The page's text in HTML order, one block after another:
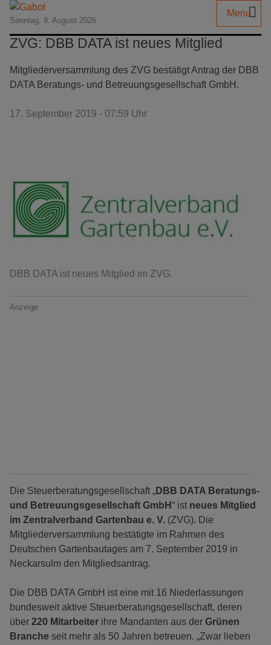
Sonntag, 9. August 2026
Menu
ZVG: DBB DATA ist neues Mitglied
Mitgliederversammlung des ZVG bestätigt Antrag der DBB
DATA Beratungs- und Betreuungsgesellschaft GmbH.
17. September 2019 - 07:59 Uhr
DBB DATA ist neues Mitglied im ZVG.
Anzeige
Die Steuerberatungsgesellschaft „DBB DATA Beratungs-
und Betreuungsgesellschaft GmbH “ ist neues Mitglied
im Zentralverband Gartenbau e. V. (ZVG). Die
Mitgliederversammlung bestätigte im Rahmen des
Deutschen Gartenbautages am 7. September 2019 in
Neckarsulm den Mitgliedsantrag.
Die DBB DATA GmbH ist eine mit 16 Niederlassungen
bundesweit aktive Steuerberatungsgesellschaft, deren
über 220 Mitarbeiter ihre Mandanten aus der Grünen
Branche seit mehr als 50 Jahren betreuen. „Zwar lieben